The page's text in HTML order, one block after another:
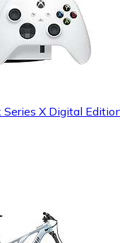
Series X Digital